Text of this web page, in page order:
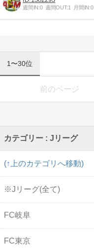
週間IN:0 週間OUT:1 月間IN:0
1〜30位
前のページ
カテゴリー : Jリーグ
(↑上のカテゴリへ移動)
※Jリーグ(全て)
FC岐阜
FC東京